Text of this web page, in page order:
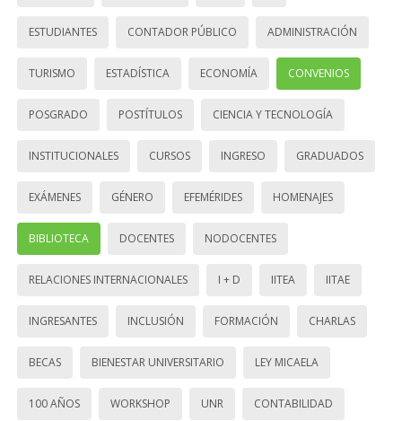
ESTUDIANTES CONTADOR PÚBLICO ADMINISTRACIÓN
TURISMO ESTADÍSTICA ECONOMÍA CONVENIOS
POSGRADO POSTÍTULOS CIENCIA Y TECNOLOGÍA
INSTITUCIONALES CURSOS INGRESO GRADUADOS
EXÁMENES GÉNERO EFEMÉRIDES HOMENAJES
BIBLIOTECA DOCENTES NODOCENTES
RELACIONES INTERNACIONALES I + D IITEA IITAE
INGRESANTES INCLUSIÓN FORMACIÓN CHARLAS
BECAS BIENESTAR UNIVERSITARIO LEY MICAELA
100 AÑOS WORKSHOP UNR CONTABILIDAD